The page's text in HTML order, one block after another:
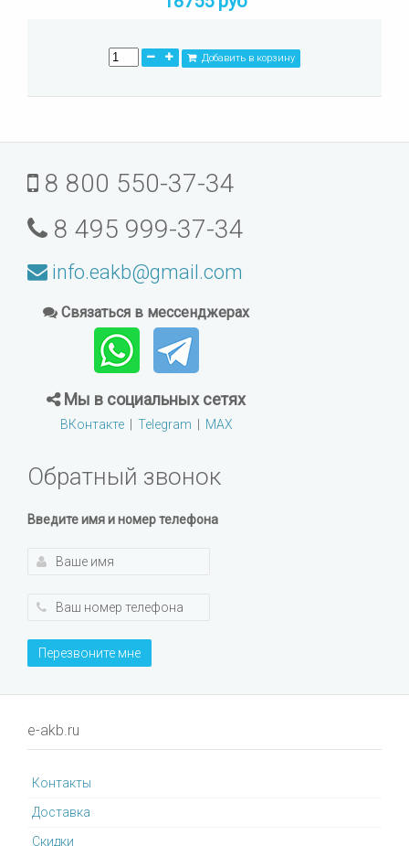
Добавить в корзину
8 800 550-37-34
8 495 999-37-34
info.eakb@gmail.com
Связаться в мессенджерах
Мы в социальных сетях
ВКонтакте| Telegram | MAX
Обратный звонок
Введите имя и номер телефона
Перезвоните мне
e-akb.ru
Контакты
Доставка
Cкидки